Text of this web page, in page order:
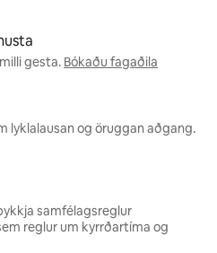
gesta. Bókaðu fagaðila
lyklalausan og öruggan aðgang.
samfélagsreglur
reglur um kyrrðartíma og